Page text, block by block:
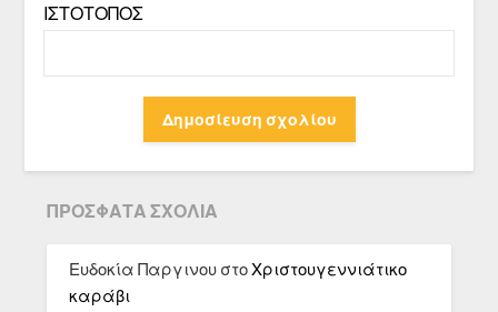
ΙΣΤΌΤΟΠΟΣ
ΠΡΌΣΦΑΤΑ ΣΧΌΛΙΑ
Ευδοκία Παργινου στοΧριστουγεννιάτικο
καράβι